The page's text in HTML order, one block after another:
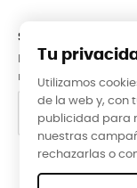
SUBCRÍBETE A LA
Puede darse de
nuestra información
Tu
Utilizamos
de la web y, con
publicidad para
nuestras
rechazarlas o